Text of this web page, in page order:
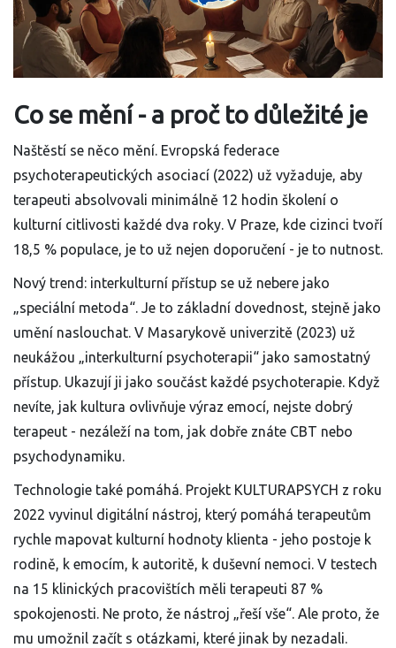
Co se mění - a proč to důležité je
Naštěstí se něco mění. Evropská federace
psychoterapeutických asociací (2022) už vyžaduje, aby
terapeuti absolvovali minimálně 12 hodin školení o
kulturní citlivosti každé dva roky. V Praze, kde cizinci tvoří
18,5 % populace, je to už nejen doporučení - je to nutnost.
Nový trend: interkulturní přístup se už nebere jako
„speciální metoda“. Je to základní dovednost, stejně jako
umění naslouchat. V Masarykově univerzitě (2023) už
neukážou „interkulturní psychoterapii“ jako samostatný
přístup. Ukazují ji jako součást každé psychoterapie. Když
nevíte, jak kultura ovlivňuje výraz emocí, nejste dobrý
terapeut - nezáleží na tom, jak dobře znáte CBT nebo
psychodynamiku.
Technologie také pomáhá. Projekt KULTURAPSYCH z roku
2022 vyvinul digitální nástroj, který pomáhá terapeutům
rychle mapovat kulturní hodnoty klienta - jeho postoje k
rodině, k emocím, k autoritě, k duševní nemoci. V testech
na 15 klinických pracovištích měli terapeuti 87 %
spokojenosti. Ne proto, že nástroj „řeší vše“. Ale proto, že
mu umožnil začít s otázkami, které jinak by nezadali.